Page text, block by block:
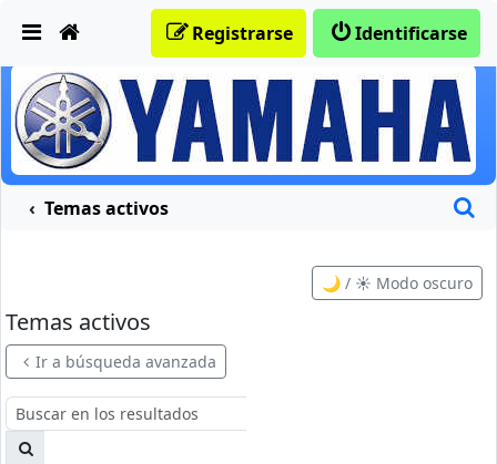
Identificarse
Registrarse
Temas activos
🌙 / ☀️ Modo oscuro
Temas activos
Ir a búsqueda avanzada